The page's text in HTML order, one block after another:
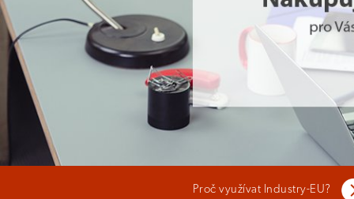
Proč využívat Industry-EU?